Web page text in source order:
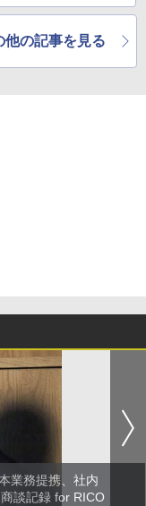
他の記事を見る
業務提携、社内
談記録 for RICO